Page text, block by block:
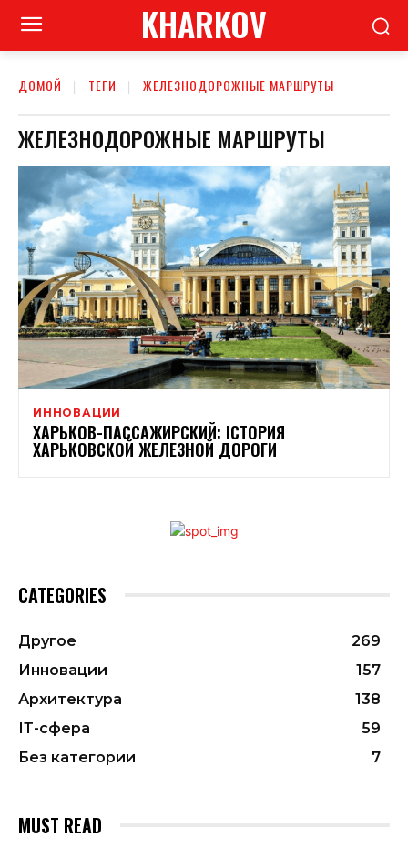
KHARKOV
ДОМОЙ ТЕГИ ЖЕЛЕЗНОДОРОЖНЫЕ МАРШРУТЫ
ЖЕЛЕЗНОДОРОЖНЫЕ МАРШРУТЫ
ИННОВАЦИИ
ХАРЬКОВ-ПАССАЖИРСКИЙ: ІСТОРИЯ
ХАРЬКОВСКОЙ ЖЕЛЕЗНОЙ ДОРОГИ
CATEGORIES
Другое
269
Инновации
157
Архитектура
138
ІТ-сфера
59
Без категории
7
MUST READ